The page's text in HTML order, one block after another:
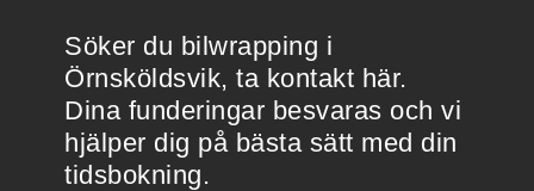
Söker du bilwrapping i
Örnsköldsvik, ta kontakt här.
Dina funderingar besvaras och vi
hjälper dig på bästa sätt med din
tidsbokning.